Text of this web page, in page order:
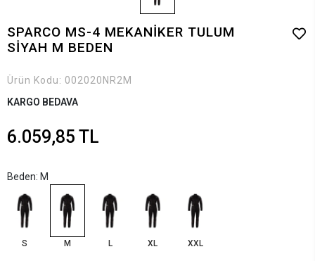
SPARCO MS-4 MEKANİKER TULUM
SİYAH M BEDEN
Ürün Kodu: 002020NR2M
KARGO BEDAVA
6.059,85 TL
Beden: M
S M L XL XXL